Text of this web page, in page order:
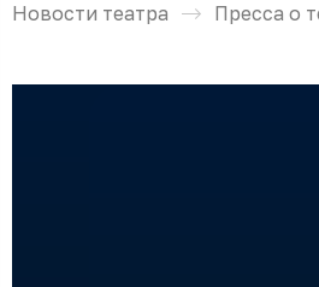
Новости театра
Пресса о